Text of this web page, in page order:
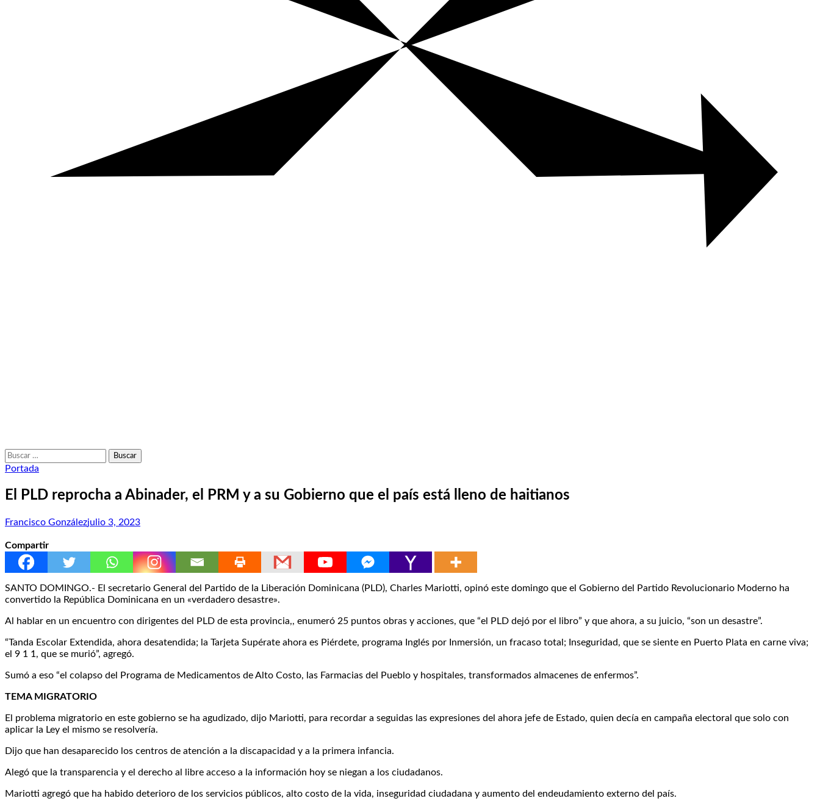
Buscar:
Portada
El PLD reprocha a Abinader, el PRM y a su Gobierno que el país está lleno de haitianos
Francisco Gonzálezjulio 3, 2023
Compartir
SANTO DOMINGO.- El secretario General del Partido de la Liberación Dominicana (PLD), Charles Mariotti, opinó este domingo que el Gobierno del Partido Revolucionario Moderno ha
convertido la República Dominicana en un «verdadero desastre».
Al hablar en un encuentro con dirigentes del PLD de esta provincia,, enumeró 25 puntos obras y acciones, que “el PLD dejó por el libro” y que ahora, a su juicio, “son un desastre”.
“Tanda Escolar Extendida, ahora desatendida; la Tarjeta Supérate ahora es Piérdete, programa Inglés por Inmersión, un fracaso total; Inseguridad, que se siente en Puerto Plata en carne viva;
el 9 1 1, que se murió”, agregó.
Sumó a eso “el colapso del Programa de Medicamentos de Alto Costo, las Farmacias del Pueblo y hospitales, transformados almacenes de enfermos”.
TEMA MIGRATORIO
El problema migratorio en este gobierno se ha agudizado, dijo Mariotti, para recordar a seguidas las expresiones del ahora jefe de Estado, quien decía en campaña electoral que solo con
aplicar la Ley el mismo se resolvería.
Dijo que han desaparecido los centros de atención a la discapacidad y a la primera infancia.
Alegó que la transparencia y el derecho al libre acceso a la información hoy se niegan a los ciudadanos.
Mariotti agregó que ha habido deterioro de los servicios públicos, alto costo de la vida, inseguridad ciudadana y aumento del endeudamiento externo del país.